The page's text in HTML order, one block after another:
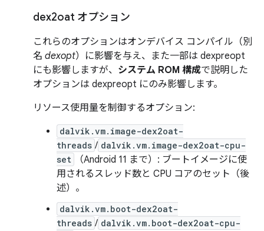
dex2oat オプション
これらのオプションはオンデバイス コンパイル（別
名 dexopt）に影響を与え、また一部は dexpreopt
にも影響しますが、 システム ROM 構成で説明した
オプションは dexpreopt にのみ影響します。
リソース使用量を制御するオプション:
dalvik.vm.image-dex2oat-
threads / dalvik.vm.image-dex2oat-cpu-
set
（Android 11 まで）: ブートイメージに使
用されるスレッド数と CPU コアのセット（後
述）。
dalvik.vm.boot-dex2oat-
threads / dalvik.vm.boot-dex2oat-cpu-